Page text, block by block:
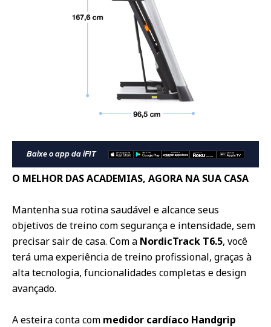
O MELHOR DAS ACADEMIAS, AGORA NA SUA CASA
Mantenha sua rotina saudável e alcance seus
objetivos de treino com segurança e intensidade, sem
precisar sair de casa. Com a NordicTrack T6.5, você
terá uma experiência de treino profissional, graças à
alta tecnologia, funcionalidades completas e design
avançado.
A esteira conta com medidor cardíaco Handgrip